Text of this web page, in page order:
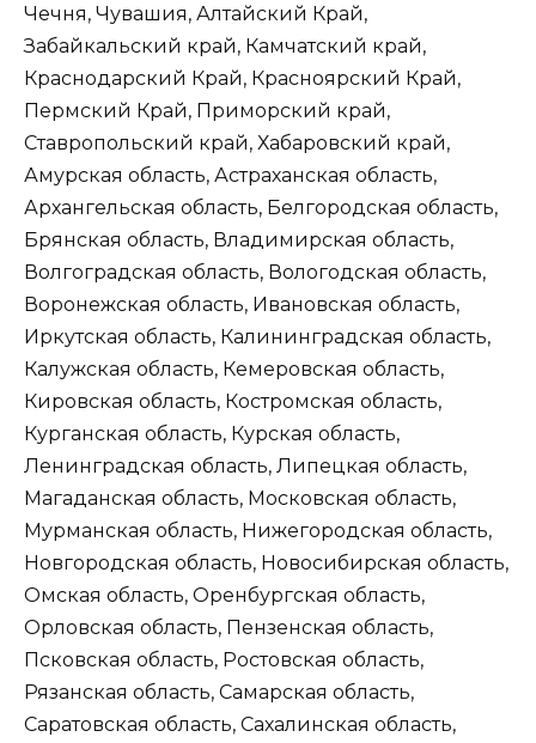
Чечня, Чувашия, Алтайский Край,
Забайкальский край, Камчатский край,
Краснодарский Край, Красноярский Край,
Пермский Край, Приморский край,
Ставропольский край, Хабаровский край,
Амурская область, Астраханская область,
Архангельская область, Белгородская область,
Брянская область, Владимирская область,
Волгоградская область, Вологодская область,
Воронежская область, Ивановская область,
Иркутская область, Калининградская область,
Калужская область, Кемеровская область,
Кировская область, Костромская область,
Курганская область, Курская область,
Ленинградская область, Липецкая область,
Магаданская область, Московская область,
Мурманская область, Нижегородская область,
Новгородская область, Новосибирская область,
Омская область, Оренбургская область,
Орловская область, Пензенская область,
Псковская область, Ростовская область,
Рязанская область, Самарская область,
Саратовская область, Сахалинская область,